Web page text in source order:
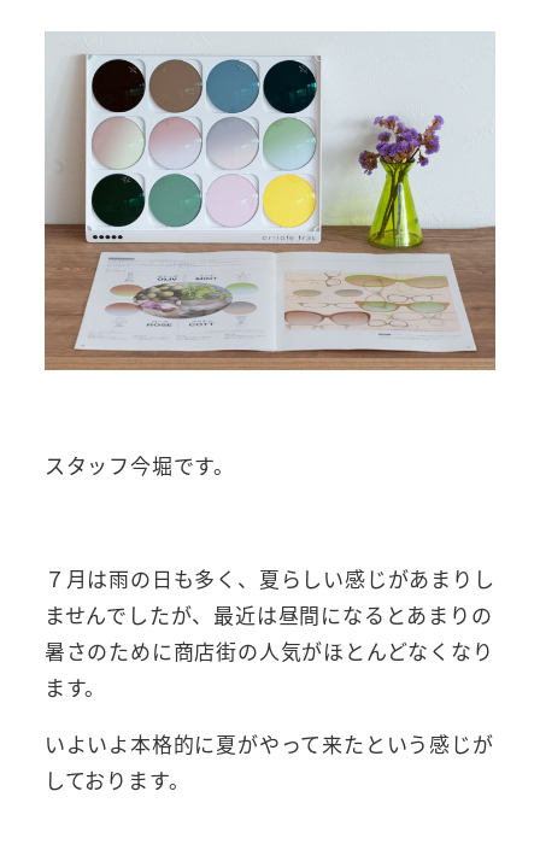
スタッフ今堀です。
７月は雨の日も多く、夏らしい感じがあまりし
ませんでしたが、最近は昼間になるとあまりの
暑さのために商店街の人気がほとんどなくなり
ます。
いよいよ本格的に夏がやって来たという感じが
しております。